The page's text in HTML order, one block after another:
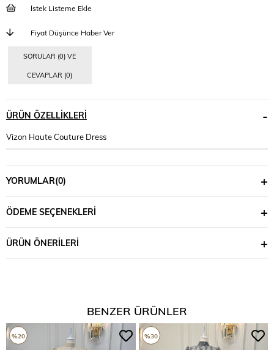
İstek Listeme Ekle
Fiyat Düşünce Haber Ver
SORULAR (0) VE
CEVAPLAR (0)
ÜRÜN ÖZELLIKLERI
Vizon Haute Couture Dress
YORUMLAR(0)
ÖDEME SEÇENEKLERI
ÜRÜN ÖNERILERI
BENZER ÜRÜNLER
%20 %30